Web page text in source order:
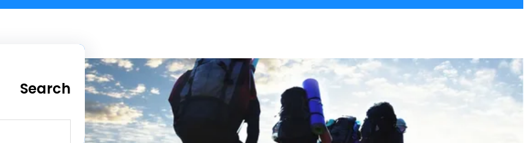
Search